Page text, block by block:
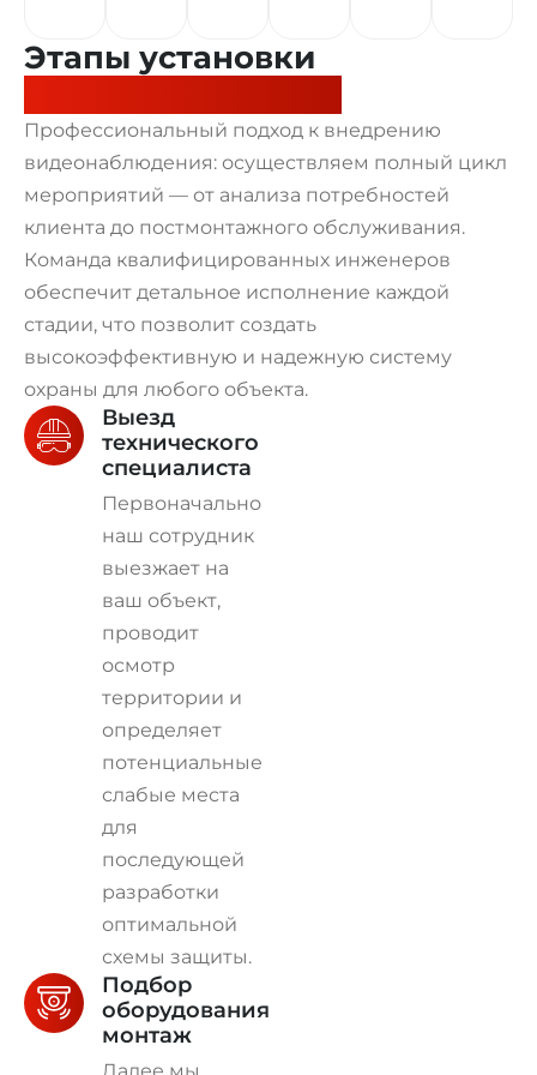
Этапы установки
Профессиональный подход к внедрению
видеонаблюдения: осуществляем полный цикл
мероприятий — от анализа потребностей
клиента до постмонтажного обслуживания.
Команда квалифицированных инженеров
обеспечит детальное исполнение каждой
стадии, что позволит создать
высокоэффективную и надежную систему
охраны для любого объекта.
Выезд
технического
специалиста
Первоначально
наш сотрудник
выезжает на
ваш объект,
проводит
осмотр
территории и
определяет
потенциальные
слабые места
для
последующей
разработки
оптимальной
схемы защиты.
Подбор
оборудования и
монтаж
Далее мы